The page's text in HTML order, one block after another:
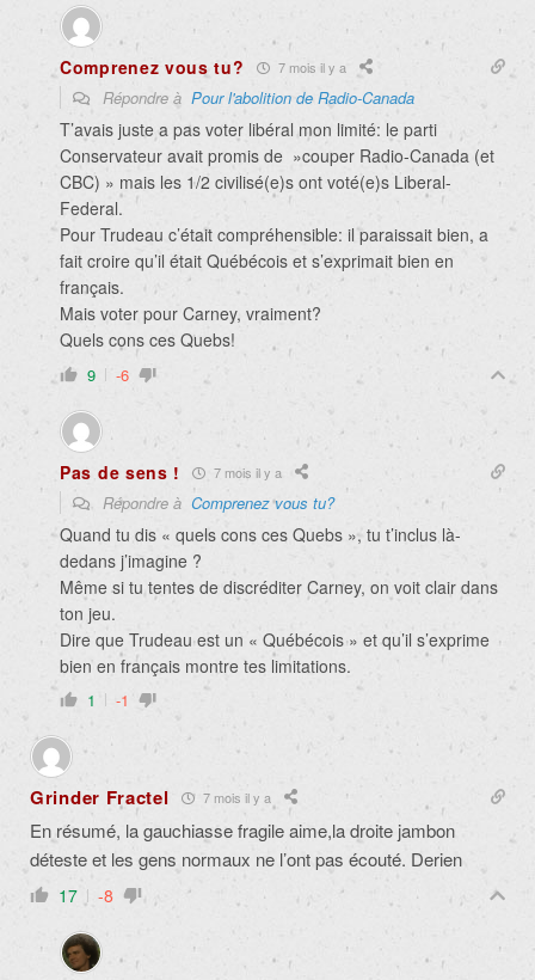
Comprenez vous tu? 7 mois il y a
Répondre à Pour l'abolition de Radio-Canada
T’avais juste a pas voter libéral mon limité: le parti
Conservateur avait promis de »couper Radio-Canada (et
CBC) » mais les 1/2 civilisé(e)s ont voté(e)s Liberal-
Federal.
Pour Trudeau c’était compréhensible: il paraissait bien, a
fait croire qu’il était Québécois et s’exprimait bien en
français.
Mais voter pour Carney, vraiment?
Quels cons ces Quebs!
9 -6
Pas de sens ! 7 mois il y a
Répondre à Comprenez vous tu?
Quand tu dis « quels cons ces Quebs », tu t’inclus là-
dedans j’imagine ?
Même si tu tentes de discréditer Carney, on voit clair dans
ton jeu.
Dire que Trudeau est un « Québécois » et qu’il s’exprime
bien en français montre tes limitations.
1 -1
Grinder Fractel 7 mois il y a
En résumé, la gauchiasse fragile aime,la droite jambon
déteste et les gens normaux ne l’ont pas écouté. Derien
17 -8